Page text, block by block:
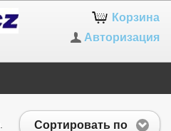
Корзина
Авторизация
Сортировать по